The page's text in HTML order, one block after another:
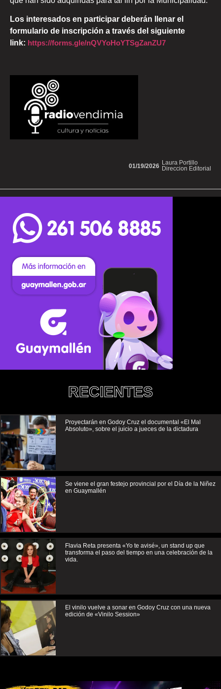
Los interesados en participar deberán llenar el
formulario de inscripción a través del siguiente
link: https://forms.gle/nQVYoHoYTSgZanZU7
Laura Portillo
Direccion Editorial
01/19/2026
RECIENTES
Proyectarán en Godoy Cruz el documental «El Mal
Absoluto», sobre el juicio a jueces de la dictadura
Se viene el gran festejo provincial por el Día de la Niñez
en Guaymallén
Flavia Reta presenta «Yo te avisé», un stand up que
transforma el paso del tiempo en una celebración de la
vida.
El vinilo vuelve a sonar en Godoy Cruz con una nueva
edición de «Vinilo Session»